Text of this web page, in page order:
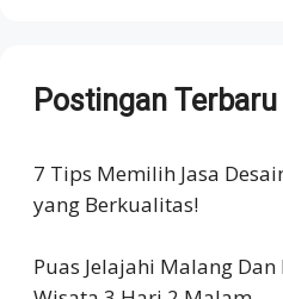
Postingan Terbaru
7 Tips Memilih Jasa
yang Berkualitas!
Puas Jelajahi Malang